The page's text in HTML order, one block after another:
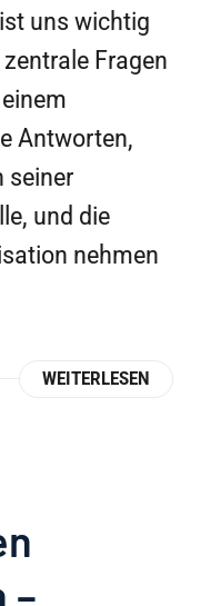
uns wichtig
Fragen
Antworten,
seiner
und die
nehmen
WEITERLESEN
–